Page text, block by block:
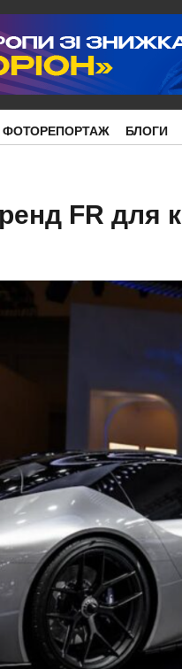
ФОТОРЕПОРТАЖ БЛОГИ
FR для